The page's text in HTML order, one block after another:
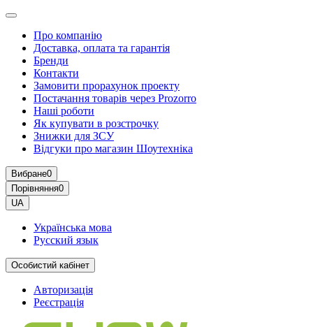
Про компанію
Доставка, оплата та гарантія
Бренди
Контакти
Замовити прорахунок проекту
Постачання товарів через Prozorro
Наші роботи
Як купувати в розстрочку
Знижки для ЗСУ
Відгуки про магазин Шоутехнiка
Вибране0
Порівняння0
UA
Українська мова
Русский язык
Особистий кабінет
Авторизація
Реєстрація